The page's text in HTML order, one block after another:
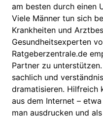
am besten durch einen
Viele Männer tun sich
Krankheiten und
Gesundheitsexperten
Ratgeberzentrale.de
Partner zu
sachlich und
dramatisieren. Hilfreich
aus dem Internet –
man ausdrucken und